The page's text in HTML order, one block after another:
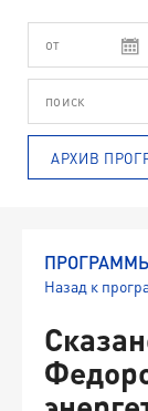
АРХИВ
Назад к